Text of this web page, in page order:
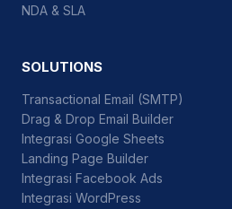
NDA & SLA
SOLUTIONS
Transactional Email (SMTP)
Drag & Drop Email Builder
Integrasi Google Sheets
Landing Page Builder
Integrasi Facebook Ads
Integrasi WordPress